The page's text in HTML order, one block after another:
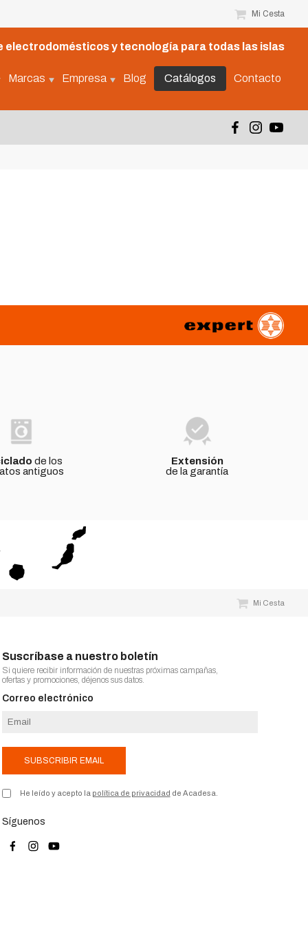
Mi Cesta
electrodomésticos y tecnología para todas las islas
Marcas Empresa Blog Catálogos Contacto
de los
antiguos
Extensión
de la garantía
Mi Cesta
Suscríbase a nuestro boletín
Si quiere recibir información de nuestras próximas campañas,
ofertas y promociones, déjenos sus datos.
Correo electrónico
SUBSCRIBIR EMAIL
He leído y acepto la política de privacidad de Acadesa.
Síguenos